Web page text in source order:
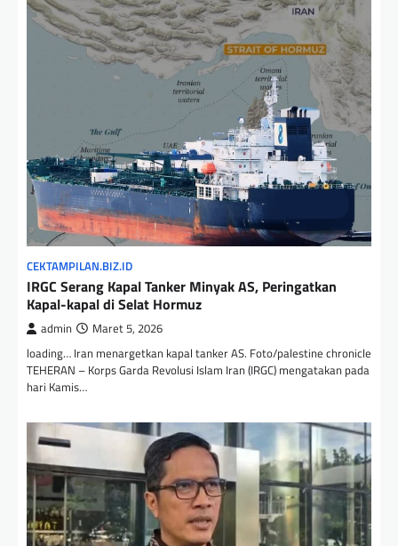
CEKTAMPILAN.BIZ.ID
IRGC Serang Kapal Tanker Minyak AS, Peringatkan
Kapal-kapal di Selat Hormuz
admin Maret 5, 2026
loading… Iran menargetkan kapal tanker AS. Foto/palestine chronicle
TEHERAN – Korps Garda Revolusi Islam Iran (IRGC) mengatakan pada
hari Kamis…